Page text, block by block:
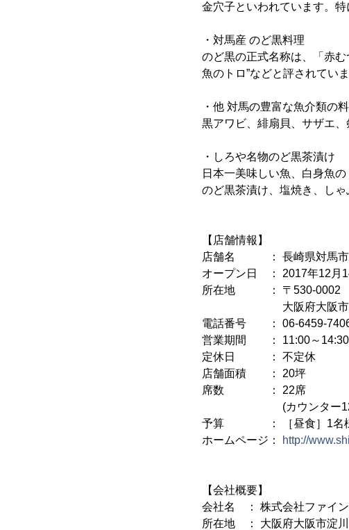
金穴子といわれています。特
・対馬産 のど黒料理
のど黒の正式名称は、「赤
魚のトロ”などと評されてい
・他 対馬の豊富な魚介類の
黒アワビ、緋扇貝、サザエ
・しろや名物のど黒茶漬け
日本一美味しい魚、白身魚
のど黒茶漬け、塩焼き、しゃ
【店舗情報】
店舗名 ： 長崎県対馬市
オープン日 ： 2017年12月
所在地 ： 〒530-0002
大阪府大阪市北区曾
電話番号 ： 06-6459-
営業期間 ： 11:00～14:30
定休日 ： 不定休
店舗面積 ： 20坪
席数 ： 22席
(カウンター12席／テ
予算 ： ［昼食］1名様
ホームページ：
http://
【会社概要】
会社名 ： 株式会社ファイ
所在地 ： 大阪府大阪市淀